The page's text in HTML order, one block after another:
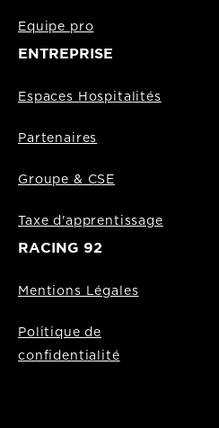
Equipe pro
ENTREPRISE
Espaces Hospitalités
Partenaires
Groupe & CSE
Taxe d'apprentissage
RACING 92
Mentions Légales
Politique de
confidentialité